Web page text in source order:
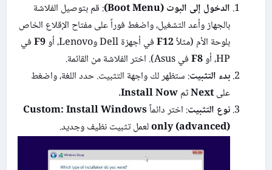
الدخول إلى البوت (Boot Menu)
: قم بتوصيل الفلاشة
بالجهاز وأعد التشغيل، واضغط فوراً على مفتاح الإقلاع الخاص
بلوحة الأم (مثلاًF12في أجهزة Dell وLenovo، أو F9في
HP، أو
F8في Asus). اختر الفلاشة من القائمة.
بدء التثبيت: ستظهر لك واجهة التثبيت. حدد اللغة، واضغط
علىNextثمInstall Now
.
نوع التثبيت: اختر دائماًCustom: Install Windows
only (advanced)لعمل تثبيت نظيف وجديد.